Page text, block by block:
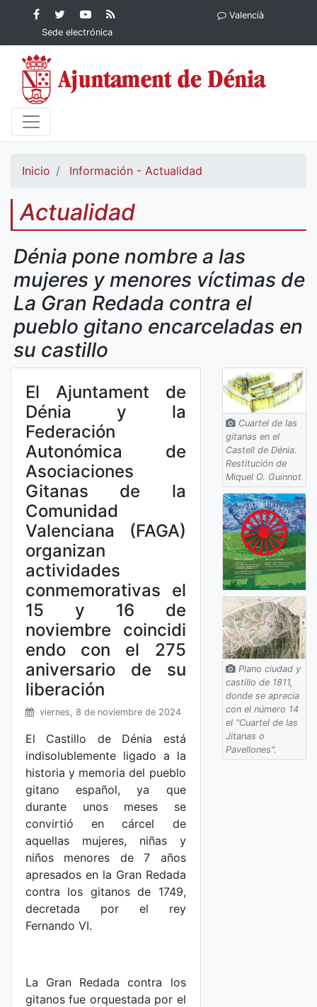
Contenido principalFacebook
Ayuntamiento de
Dénia
Ayuntamiento
de Dénia
YouTube
Ayuntamiento
de Dénia
Ayuntamiento
Sede electrónica
Valencià
Inicio Información - Actualidad
Actualidad
Dénia pone nombre a las
mujeres y menores víctimas de
La Gran Redada contra el
pueblo gitano encarceladas en
su castillo
El Ajuntament de
Dénia y la
Federación
Autonómica de
Asociaciones
Gitanas de la
Comunidad
Valenciana (FAGA)
organizan
actividades
conmemorativas el
15 y 16 de
noviembre coincidi
endo con el 275
aniversario de su
liberación
viernes, 8 de noviembre de 2024
El Castillo de Dénia está
indisolublemente ligado a la
historia y memoria del pueblo
gitano español, ya que
durante unos meses se
convirtió en cárcel de
aquellas mujeres, niñas y
niños menores de 7 años
apresados en la Gran Redada
contra los gitanos de 1749,
decretada por el rey
Fernando VI.
La Gran Redada contra los
gitanos fue orquestada por el
Cuartel de las
gitanas en el
Castell de Dénia.
Restitución de
Miquel O. Guinnot
Plano ciudad y
castillo de 1811,
donde se aprecia
con el número 14
el "Cuartel de las
Jitanas o
Pavellones".